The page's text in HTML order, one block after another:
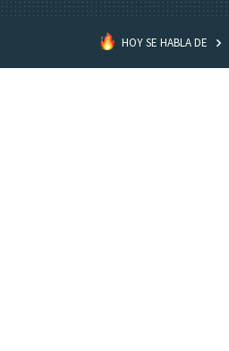
HOY SE HABLA DE